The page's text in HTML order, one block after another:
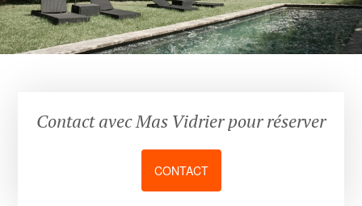
Contact avec Mas Vidrier pour réserver
CONTACT